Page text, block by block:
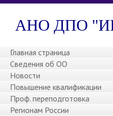
АНО ДПО
Главная страница
Сведения об ОО
Новости
Повышение квалификации
Проф. переподготовка
Регионам России